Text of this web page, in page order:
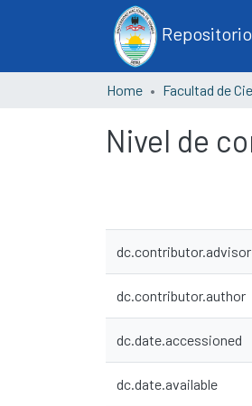
Home Facultad de
Nivel de
dc.contributor.advisor
dc.contributor.author
dc.date.accessioned
dc.date.available